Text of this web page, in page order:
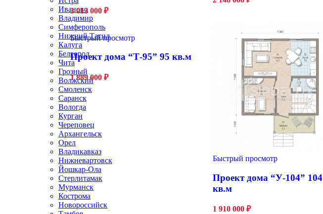
Иваново
Владимир
Симферополь
Нижний Тагил
Калуга
Белгород
Чита
Грозный
Волжский
Смоленск
Саранск
Вологда
Курган
Череповец
Архангельск
Орел
Владикавказ
Нижневартовск
Йошкар-Ола
Стерлитамак
Мурманск
Кострома
Новороссийск
3 013 000 ₽
Быстрый просмотр
Проект дома “Т-95” 95 кв.м
1 889 000 ₽
Быстрый просмотр
Проект дома “У-104” 104
кв.м
1 910 000 ₽